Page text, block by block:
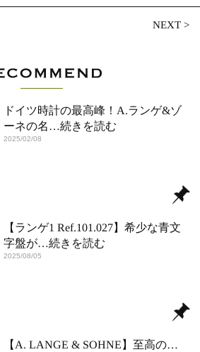
NEXT>
ドイツ時計の最高峰！A.ランゲ&ゾ
ーネの名…続きを読む
2025/02/08
【ランゲ1 Ref.101.027】希少な青文
字盤が…続きを読む
2025/08/05
【A. LANGE & SOHNE】至高の…